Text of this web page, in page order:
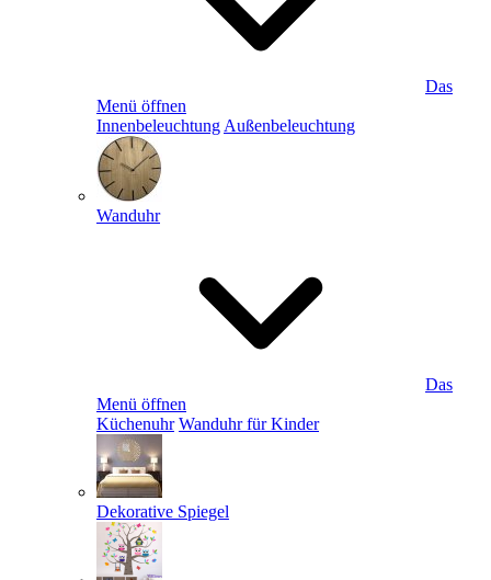
Das
Menü öffnen
Innenbeleuchtung Außenbeleuchtung
Wanduhr
Das
Menü öffnen
Küchenuhr Wanduhr für Kinder
Dekorative Spiegel